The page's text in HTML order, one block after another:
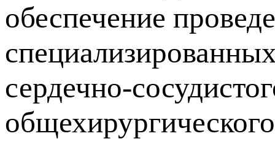
обеспечение
сердечно-